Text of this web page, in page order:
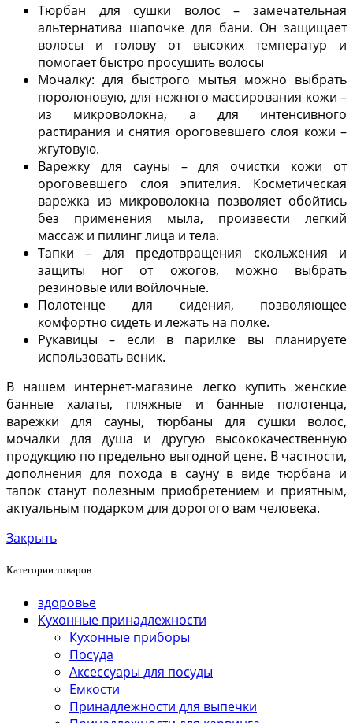
Тюрбан для сушки волос – замечательная
альтернатива шапочке для бани. Он защищает
волосы и голову от высоких температур и
помогает быстро просушить волосы
Мочалку: для быстрого мытья можно выбрать
поролоновую, для нежного массирования кожи –
из микроволокна, а для интенсивного
растирания и снятия ороговевшего слоя кожи –
жгутовую.
Варежку для сауны – для очистки кожи от
ороговевшего слоя эпителия. Косметическая
варежка из микроволокна позволяет обойтись
без применения мыла, произвести легкий
массаж и пилинг лица и тела.
Тапки – для предотвращения скольжения и
защиты ног от ожогов, можно выбрать
резиновые или войлочные.
Полотенце для сидения, позволяющее
комфортно сидеть и лежать на полке.
Рукавицы – если в парилке вы планируете
использовать веник.
В нашем интернет-магазине легко купить женские
банные халаты, пляжные и банные полотенца,
варежки для сауны, тюрбаны для сушки волос,
мочалки для душа и другую высококачественную
продукцию по предельно выгодной цене. В частности,
дополнения для похода в сауну в виде тюрбана и
тапок станут полезным приобретением и приятным,
актуальным подарком для дорогого вам человека.
Закрыть
Категории товаров
здоровье
Кухонные принадлежности
Кухонные приборы
Посуда
Аксессуары для посуды
Емкости
Принадлежности для выпечки